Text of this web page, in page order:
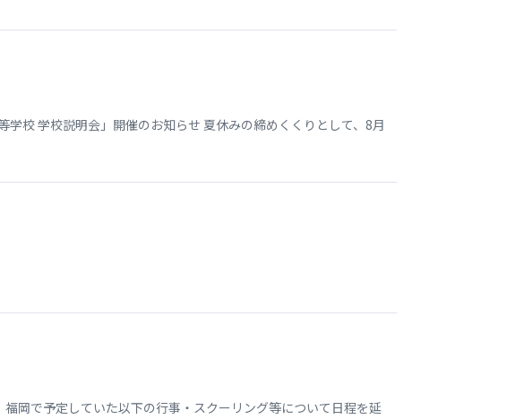
学校 学校説明会」開催のお知らせ 夏休みの締めくくりとして、8月
岡で予定していた以下の行事・スクーリング等について日程を延